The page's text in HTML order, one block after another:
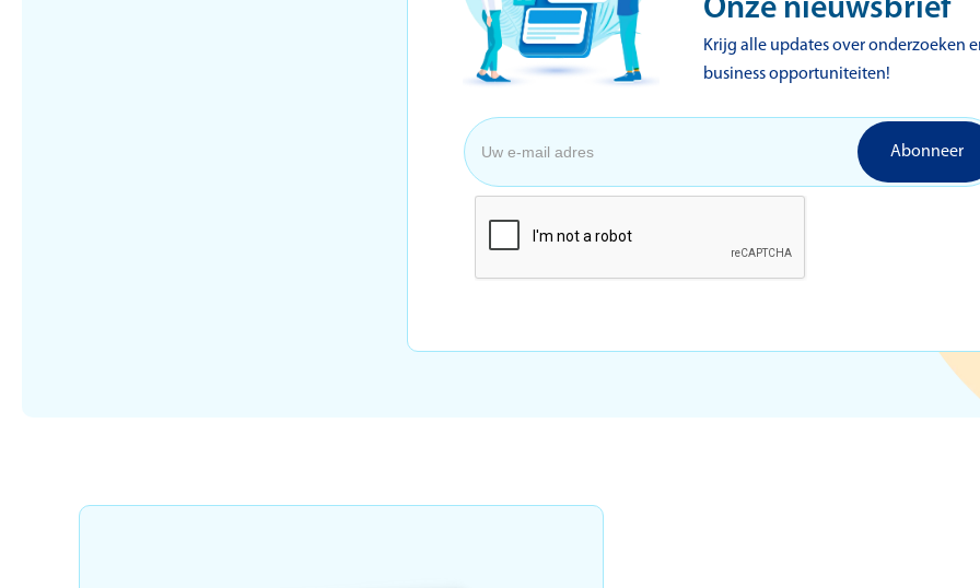
Onze nieuwsbrief
Krijg alle updates over onderzoeken
business opportuniteiten!